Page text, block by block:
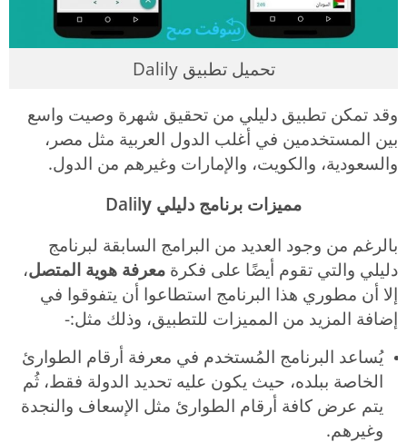
تحميل تطبيق Dalily
وقد تمكن تطبيق دليلي من تحقيق شهرة وصيت واسع
بين المستخدمين في أغلب الدول العربية مثل مصر،
والسعودية، والكويت، والإمارات وغيرهم من الدول.
مميزات برنامج دليلي
Dalily
بالرغم من وجود العديد من البرامج السابقة لبرنامج
دليلي والتي تقوم أيضًا على فكرة معرفة هوية المتصل،
إلا أن مطوري هذا البرنامج استطاعوا أن يتفوقوا في
إضافة المزيد من المميزات للتطبيق، وذلك مثل:-
يُساعد البرنامج المُستخدم في معرفة أرقام الطوارئ
الخاصة ببلده، حيث يكون عليه تحديد الدولة فقط، ثُم
يتم عرض كافة أرقام الطوارئ مثل الإسعاف والنجدة
وغيرهم.